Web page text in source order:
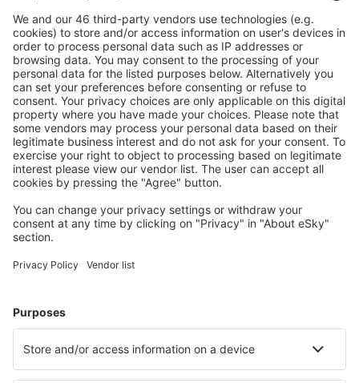
Mehr sparen
Attraktive Preise und Spezialangebote für eingeloggte
Benutzer.
Unterkünfte, die Sie mögen
Wählen Sie aus über 1,3 Millionen Unterkünften: Hotels,
Hütten, Apartments und andere.
Hotels in Deutschland - Beliebte Städte
Hotels in Zingst Hotels in Horumersiel